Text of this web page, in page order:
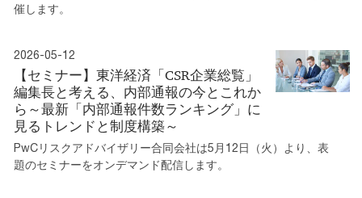
催します。
2026-05-12
【セミナー】東洋経済「CSR企業総覧」
編集長と考える、内部通報の今とこれか
ら～最新「内部通報件数ランキング」に
見るトレンドと制度構築～
PwCリスクアドバイザリー合同会社は5月12日（火）より、表
題のセミナーをオンデマンド配信します。